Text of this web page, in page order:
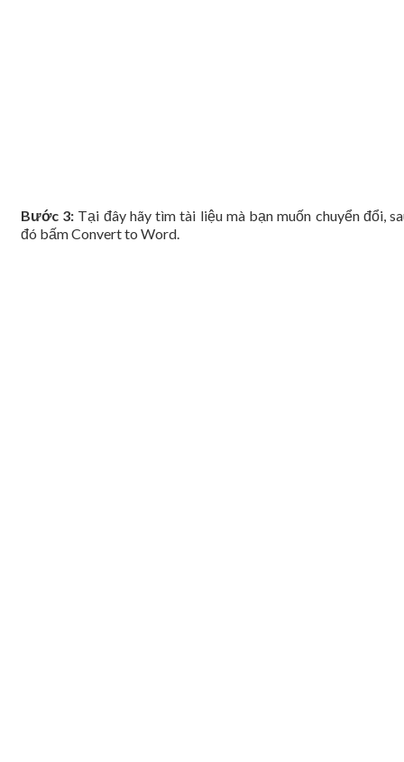
Bước 3: Tại đây hãy tìm tài liệu mà bạn muốn chuyển đổi,
đó bấm Convert to Word.